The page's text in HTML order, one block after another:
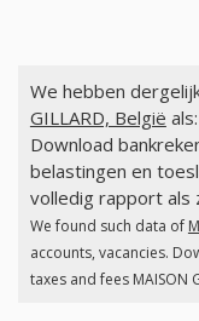
We hebben
GILLARD, België
Download
belastingen en
volledig rapport als
We found such data of
accounts, vacancies.
taxes and fees MAISON